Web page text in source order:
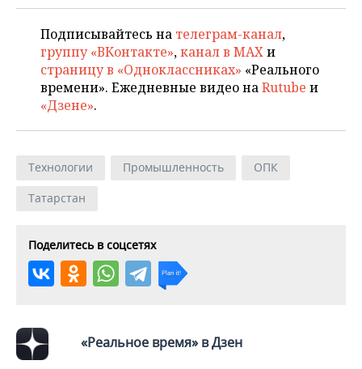
Подписывайтесь на телеграм-канал,
группу «ВКонтакте»,канал в MAXи
страницу в «Одноклассниках» «Реального
времени». Ежедневные видео наRutube и
«Дзене».
Технологии Промышленность
ОПК
Татарстан
Поделитесь в соцсетях
«Реальное время» в Дзен